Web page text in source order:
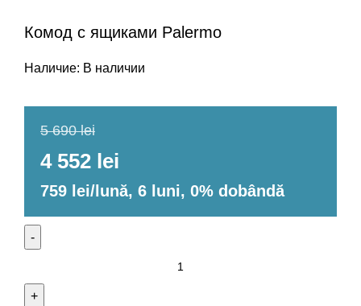
Комод с ящиками Palermo
Наличие: В наличии
5 690 lei
4 552 lei
759 lei/lună, 6 luni, 0% dobândă